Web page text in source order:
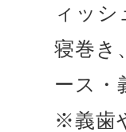
ィッ
寝巻き
ース・
※義歯